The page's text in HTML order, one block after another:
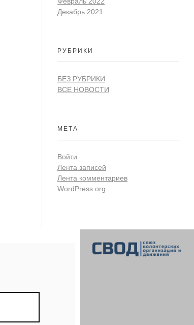
Декабрь 2021
РУБРИКИ
БЕЗ РУБРИКИ
ВСЕ НОВОСТИ
МЕТА
Войти
Лента записей
Лента комментариев
WordPress.org